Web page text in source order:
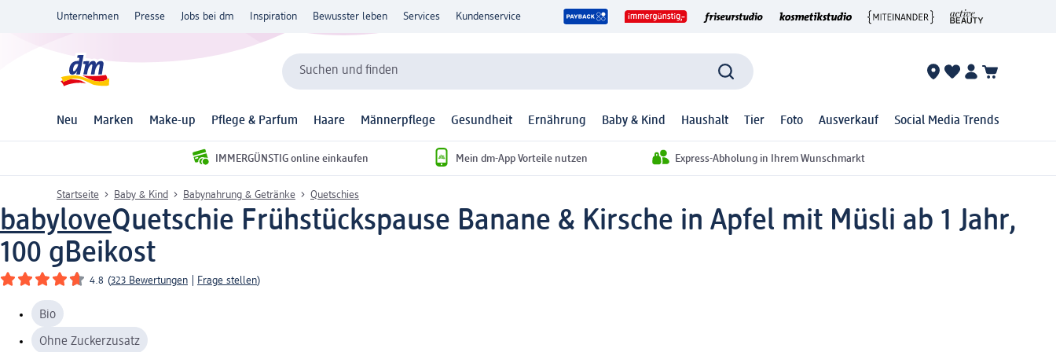
Unternehmen Presse Jobs bei dm Inspiration Bewusster leben Services Kundenservice
Suchen und finden
Neu Marken Make-up Pflege & Parfum Haare Männerpflege Gesundheit Ernährung Baby & Kind Haushalt Tier Foto Ausverkauf Social Media Trends
IMMERGÜNSTIG online einkaufen Mein dm-App Vorteile nutzen Express-Abholung in Ihrem Wunschmarkt
Startseite Baby & Kind Babynahrung & Getränke Quetschies
babyloveQuetschie Frühstückspause Banane & Kirsche in Apfel mit Müsli ab 1 Jahr,
100 gBeikost
4.8 (323 Bewertungen Frage stellen)
Bio
Ohne Zuckerzusatz